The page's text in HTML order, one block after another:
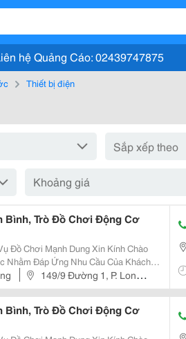
hệ Quảng Cáo: 02439747875
Thiết bị điện
Khoảng giá
Bình, Trò Đồ Chơi Động Cơ
Đồ Chơi Mạnh Dung Xin Kính Chào
Nhằm Đáp Ứng Nhu Cầu Của Khách
Phục Vụ Khu Vui Chơi Kinh Doanh
149/9 Đường 1, P. Long
Bình, Trò Đồ Chơi Động Cơ